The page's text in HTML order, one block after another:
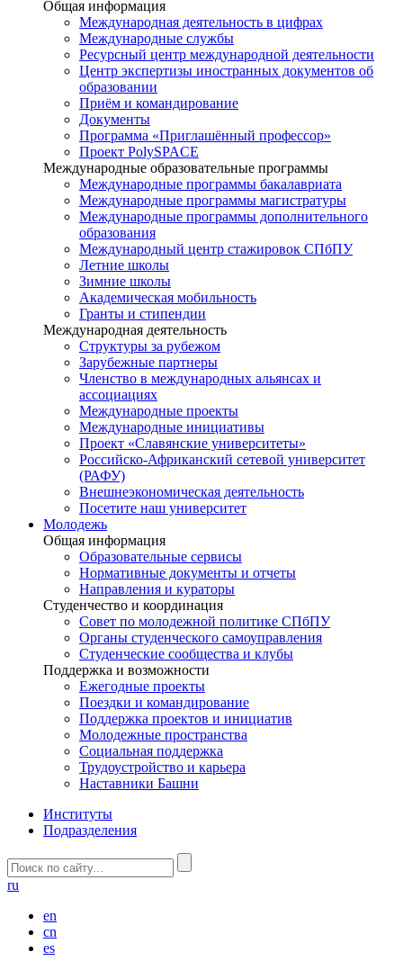
Общая информация
Международная деятельность в цифрах
Международные службы
Ресурсный центр международной деятельности
Центр экспертизы иностранных документов об
образовании
Приём и командирование
Документы
Программа «Приглашённый профессор»
Проект PolySPACE
Международные образовательные программы
Международные программы бакалавриата
Международные программы магистратуры
Международные программы дополнительного
образования
Международный центр стажировок СПбПУ
Летние школы
Зимние школы
Академическая мобильность
Гранты и стипендии
Международная деятельность
Структуры за рубежом
Зарубежные партнеры
Членство в международных альянсах и
ассоциациях
Международные проекты
Международные инициативы
Проект «Славянские университеты»
Российско-Африканский сетевой университет
(РАФУ)
Внешнеэкономическая деятельность
Посетите наш университет
Молодежь
Общая информация
Образовательные сервисы
Нормативные документы и отчеты
Направления и кураторы
Студенчество и координация
Совет по молодежной политике СПбПУ
Органы студенческого самоуправления
Студенческие сообщества и клубы
Поддержка и возможности
Ежегодные проекты
Поездки и командирование
Поддержка проектов и инициатив
Молодежные пространства
Социальная поддержка
Трудоустройство и карьера
Наставники Башни
Институты
Подразделения
ru
en
cn
es